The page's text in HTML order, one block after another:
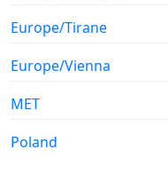
Europe/Tirane
Europe/Vienna
MET
Poland